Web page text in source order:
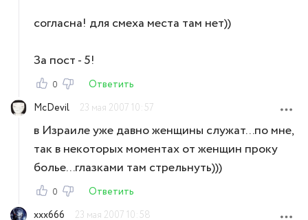
согласна! для смеха места там нет))
За пост - 5!
0
Ответить
McDevil
23 мая 2007 10:57
в Израиле уже давно женщины служат...по мне,
так в некоторых моментах от женщин проку
болье...глазками там стрельнуть)))
0
Ответить
xxx666
23 мая 2007 10:58